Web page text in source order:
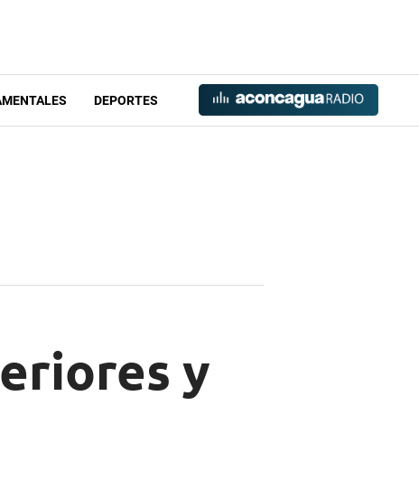
DEPORTES
y